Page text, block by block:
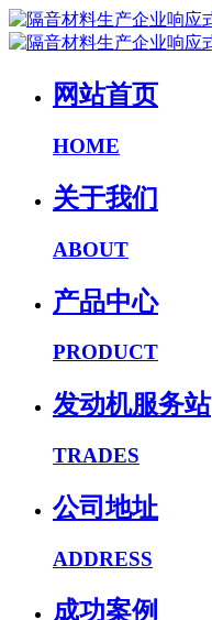
网站首页
HOME
关于我们
ABOUT
产品中心
PRODUCT
发动机服务站
TRADES
公司地址
ADDRESS
成功案例